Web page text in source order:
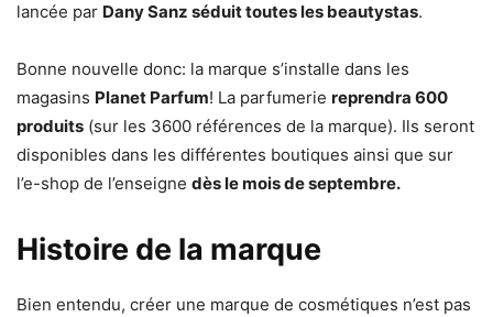
lancée par Dany Sanz séduit toutes les beautystas.
Bonne nouvelle donc: la marque s’installe dans les
magasins Planet Parfum! La parfumerie reprendra 600
produits (sur les 3600 références de la marque). Ils seront
disponibles dans les différentes boutiques ainsi que sur
l’e-shop de l’enseigne dès le mois de septembre.
Histoire de la marque
Bien entendu, créer une marque de cosmétiques n’est pas